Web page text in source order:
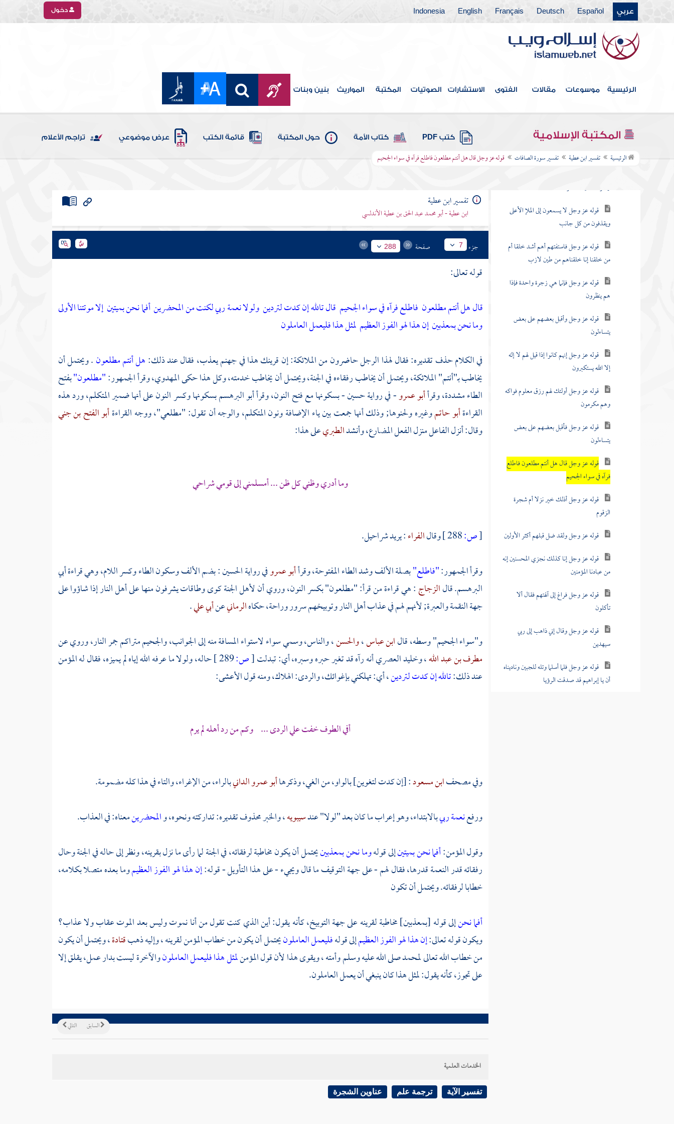
عربي Español
Deutsch
Français
English
Indonesia دخول
الرئيسية موسوعات مقالات الفتوى الاستشارات الصوتيات المكتبة المواريث بنين وبنات
المكتبة الإسلامية كتب PDF كتاب الأمة حول المكتبة قائمة الكتب عرض موضوعي تراجم الأعلام
الرئيسية تفسير ابن عطية تفسير سورة الصافات قوله عز وجل قال هل أنتم مطلعون فاطلع فرآه في سواء الجحيم
تفسير سورة لقمان
تفسير سورة السجدة
تفسير سورة الأحزاب
تفسير سورة سبإ
تفسير سورة فاطر
تفسير سورة يس
تفسير سورة الصافات
زجرا فالتاليات ذكرا
قوله عز وجل لا يسمعون إلى الملإ الأعلى
ويقذفون من كل جانب
قوله عز وجل فاستفتهم أهم أشد خلقا أم
من خلقنا إنا خلقناهم من طين لازب
قوله عز وجل فإنما هي زجرة واحدة فإذا
هم ينظرون
قوله عز وجل وأقبل بعضهم على بعض
يتساءلون
قوله عز وجل إنهم كانوا إذا قيل لهم لا إله
إلا الله يستكبرون
قوله عز وجل أولئك لهم رزق معلوم فواكه
وهم مكرمون
قوله عز وجل فأقبل بعضهم على بعض
يتساءلون
قوله عز وجل قال هل أنتم مطلعون فاطلع
فرآه في سواء الجحيم
قوله عز وجل أذلك خير نزلا أم شجرة
الزقوم
قوله عز وجل ولقد ضل قبلهم أكثر الأولين
قوله عز وجل إنا كذلك نجزي المحسنين إنه
من عبادنا المؤمنين
قوله عز وجل فراغ إلى آلهتهم فقال ألا
تأكلون
قوله عز وجل وقال إني ذاهب إلى ربي
سيهدين
قوله عز وجل فلما أسلما وتله للجبين وناديناه
أن يا إبراهيم قد صدقت الرؤيا
تفسير ابن عطية
ابن عطية - أبو محمد عبد الحق بن عطية الأندلسي
جزء 7 صفحة 288
قوله تعالى:
قال هل أنتم مطلعون فاطلع فرآه في سواء الجحيم قال تالله إن كدت لتردينولولا نعمة ربي لكنت من المحضرينأفما نحن بميتينإلا موتتنا الأولى
وما نحن بمعذبينإن هذا لهو الفوز العظيم لمثل هذا فليعمل العاملون
في الكلام حذف تقديره: فقال لهذا الرجل حاضرون من الملائكة: إن قرينك هذا في جهنم يعذب، فقال عند ذلك:هل أنتم مطلعون. ويحتمل أن
يخاطب بـ"أنتم" الملائكة، ويحتمل أن يخاطب رفقاءه في الجنة، ويحتمل أن يخاطب خدمته، وكل هذا حكىالمهدوي،وقرأ الجمهور:"مطلعون"بفتح
الطاء مشددة، وقرأأبو عمرو- في روايةحسين- بسكونها مع فتح النون، وقرأأبو البرهسمبسكونها وكسر النون على أنها ضمير المتكلم، ورد هذه
القراءةأبو حاتموغيره ولحنوها; وذلك أنها جمعت بين ياء الإضافة ونون المتكلم، والوجه أن تقول: "مطلعي"، ووجه القراءةأبو الفتح بن جني
وقال: أنزل الفاعل منزل الفعل المضارع، وأنشدالطبريعلى هذا:
وما أدري وظني كل ظن ... أمسلمني إلى قومي شراحي
[ص: وقالالفراء: يريدشراحيل.
وقرأ الجمهور:"فاطلع"بصلة الألف وشد الطاء المفتوحة، وقرأأبو عمروفي روايةالحسين: بضم الألف وسكون الطاء وكسر اللام، وهي قراءةأبي
البرهسم.قالالزجاج: هي قراءة من قرأ: "مطلعون" بكسر النون، وروي أن لأهل الجنة كوى وطاقات يشرفون منها على أهل النار إذا شاؤوا على
جهة النقمة والعبرة; لأنهم لهم في عذاب أهل النار وتوبيخهم سرور وراحة، حكاهالرمانيعنأبي علي.
و"سواء الجحيم" وسطه، قالابن عباس،والحسن، والناس، وسمي سواء لاستواء المسافة منه إلى الجوانب، والجحيم متراكم جمر النار، وروي عن
مطرف بن عبد الله،وخليد العصريأنه رآه قد تغير حبره وسبره، أي: تبدلت[ص:289 ]
حاله، ولولا ما عرفه الله إياه لم يميزه، فقال له المؤمن
عند ذلك:تالله إن كدت لتردين، أي: تهلكني بإغوائك، والردى: الهلاك، ومنه قول الأعشى:
أفي الطوف خفت علي الردى ... وكم من رد أهله لم يرم
وفي مصحفابن مسعود: [إن كدت لتغوين] بالواو، من الغي، وذكرهاأبو عمرو الدانيبالراء، من الإغراء، والتاء في هذا كله مضمومة.
ورفعنعمة ربيبالابتداء، وهو إعراب ما كان بعد "لولا" عندسيبويه، والخبر محذوف تقديره: تداركته ونحوه، والمحضرينمعناه: في العذاب.
وقول المؤمن:أفما نحن بميتينإلى قولهوما نحن بمعذبينيحتمل أن يكون مخاطبة لرفقائه، في الجنة لما رأى ما نزل بقرينه، ونظر إلى حاله في الجنة وحال
رفقائه قدر النعمة قدرها، فقال لهم - على جهة التوقيف ما قال ويجيء - على هذا التأويل - قوله:إن هذا لهو الفوز العظيموما بعده متصلا بكلامه،
خطابا لرفقائه. ويحتمل أن تكون
أفما نحنإلى قوله [بمعذبين] مخاطبة لقرينه على جهة التوبيخ، كأنه يقول: أين الذي كنت تقول من أنا نموت وليس بعد الموت عقاب ولا عذاب؟
ويكون قوله تعالى:إن هذا لهو الفوز العظيمإلى قولهفليعمل العاملونيحتمل أن يكون من خطاب المؤمن لقرينه ، وإليه ذهبقتادة، ويحتمل أن يكون
من خطاب الله تعالىلمحمدصلى الله عليه وسلم وأمته ، ويقوى هذا لأن قول المؤمنلمثل هذا فليعمل العاملونوالآخرة ليست بدار عمل، يقلق إلا
على تجوز، كأنه يقول: لمثل هذا كان ينبغي أن يعمل العاملون.
التالي السابق
الخدمات العلمية
تفسير الآية ترجمة علم عناوين الشجرة